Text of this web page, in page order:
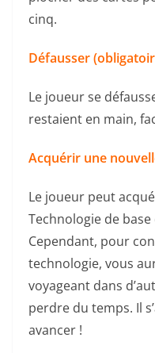
cinq.
Défausser
Le joueur se
restaient en main,
Acquérir une
Le joueur peut
Technologie de
Cependant, pour
technologie, vous
voyageant dans
perdre du temps. Il
avancer !